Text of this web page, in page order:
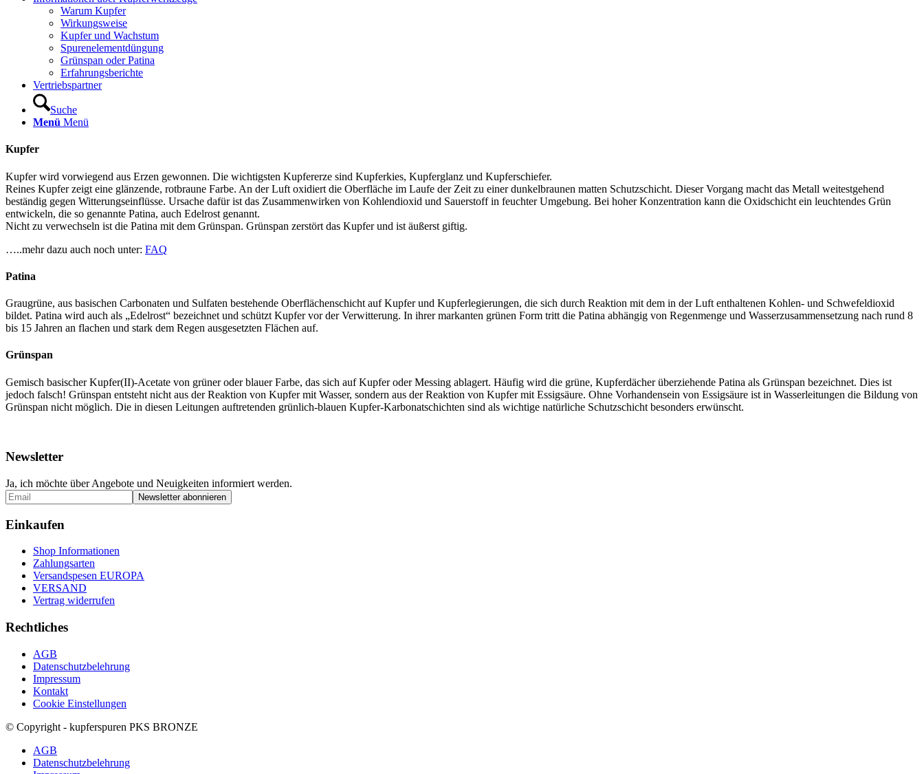
Warum Kupfer
Wirkungsweise
Kupfer und Wachstum
Spurenelementdüngung
Grünspan oder Patina
Erfahrungsberichte
Vertriebspartner
Suche
Menü Menü
Kupfer
Kupfer wird vorwiegend aus Erzen gewonnen. Die wichtigsten Kupfererze sind Kupferkies, Kupferglanz und Kupferschiefer.
Reines Kupfer zeigt eine glänzende, rotbraune Farbe. An der Luft oxidiert die Oberfläche im Laufe der Zeit zu einer dunkelbraunen matten Schutzschicht. Dieser Vorgang macht das Metall weitestgehend
beständig gegen Witterungseinflüsse. Ursache dafür ist das Zusammenwirken von Kohlendioxid und Sauerstoff in feuchter Umgebung. Bei hoher Konzentration kann die Oxidschicht ein leuchtendes Grün
entwickeln, die so genannte Patina, auch Edelrost genannt.
Nicht zu verwechseln ist die Patina mit dem Grünspan. Grünspan zerstört das Kupfer und ist äußerst giftig.
…..mehr dazu auch noch unter: FAQ
Patina
Graugrüne, aus basischen Carbonaten und Sulfaten bestehende Oberflächenschicht auf Kupfer und Kupferlegierungen, die sich durch Reaktion mit dem in der Luft enthaltenen Kohlen- und Schwefeldioxid
bildet. Patina wird auch als „Edelrost“ bezeichnet und schützt Kupfer vor der Verwitterung. In ihrer markanten grünen Form tritt die Patina abhängig von Regenmenge und Wasserzusammensetzung nach rund 8
bis 15 Jahren an flachen und stark dem Regen ausgesetzten Flächen auf.
Grünspan
Gemisch basischer Kupfer(II)-Acetate von grüner oder blauer Farbe, das sich auf Kupfer oder Messing ablagert. Häufig wird die grüne, Kupferdächer überziehende Patina als Grünspan bezeichnet. Dies ist
jedoch falsch! Grünspan entsteht nicht aus der Reaktion von Kupfer mit Wasser, sondern aus der Reaktion von Kupfer mit Essigsäure. Ohne Vorhandensein von Essigsäure ist in Wasserleitungen die Bildung von
Grünspan nicht möglich. Die in diesen Leitungen auftretenden grünlich-blauen Kupfer-Karbonatschichten sind als wichtige natürliche Schutzschicht besonders erwünscht.
Newsletter
Ja, ich möchte über Angebote und Neuigkeiten informiert werden.
Einkaufen
Shop Informationen
Zahlungsarten
Versandspesen EUROPA
VERSAND
Vertrag widerrufen
Rechtliches
AGB
Datenschutzbelehrung
Impressum
Kontakt
Cookie Einstellungen
© Copyright - kupferspuren PKS BRONZE
AGB
Datenschutzbelehrung